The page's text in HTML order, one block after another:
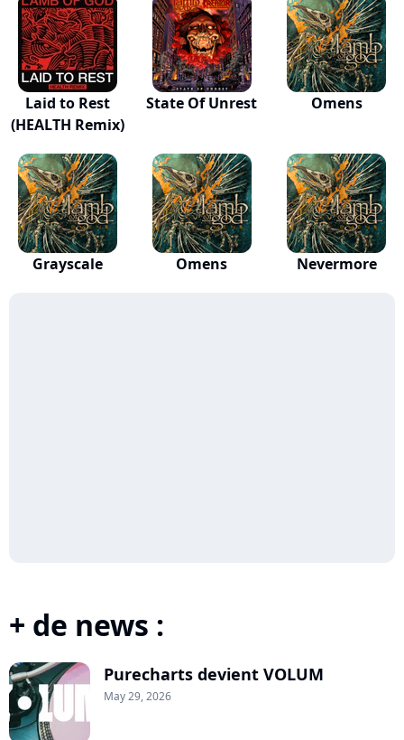
Laid to Rest
(HEALTH Remix)
State Of Unrest Omens
Grayscale Omens Nevermore
+ de news :
Purecharts devient VOLUM
May 29, 2026